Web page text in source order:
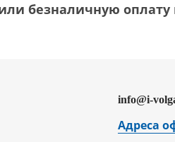
безналичную оплату
info@i-
Адреса